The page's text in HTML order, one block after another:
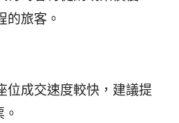
的旅客。
位成交速度較快，建議提